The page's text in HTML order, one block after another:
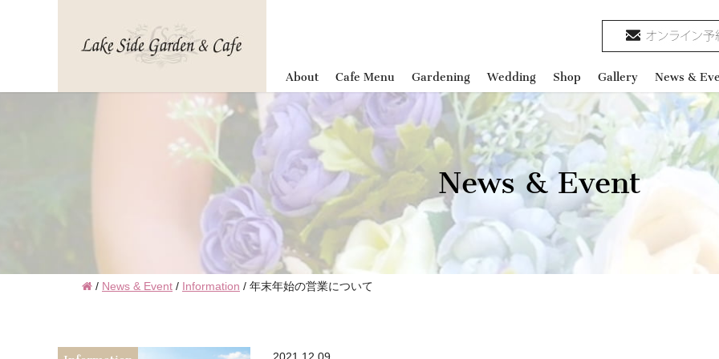
About Cafe Menu Gardening Wedding Shop Gallery News &
News & Event
/ News & Event / Information / 年末年始の営業について